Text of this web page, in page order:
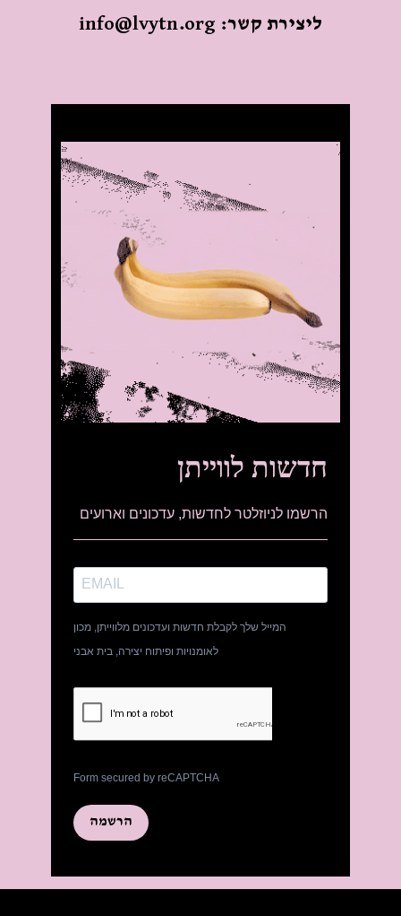
ליצירת קשר: info@lvytn.org
חדשות לווייתן
הרשמו לניוזלטר לחדשות, עדכונים וארועים
המייל שלך לקבלת חדשות ועדכונים מלווייתן, מכון
לאומנויות ופיתוח יצירה, בית אבני
Form secured by reCAPTCHA
הרשמה